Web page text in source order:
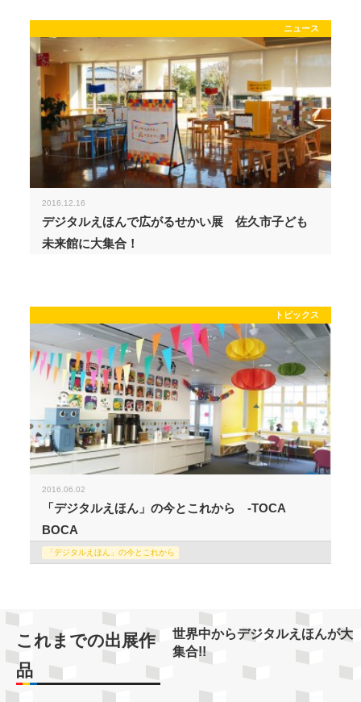
ニュース
2016.12.16
デジタルえほんで広がるせかい展 佐久市子ども
未来館に大集合！
トピックス
2016.06.02
「デジタルえほん」の今とこれから -TOCA
BOCA
「デジタルえほん」の今とこれから
これまでの出展作
品
世界中からデジタルえほんが大
集合!!